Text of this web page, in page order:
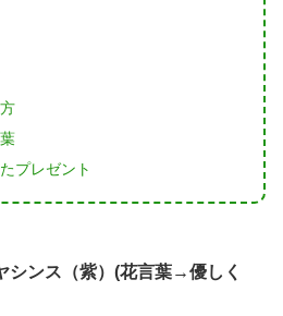
プレゼント
シンス（紫）(花言葉→優しく